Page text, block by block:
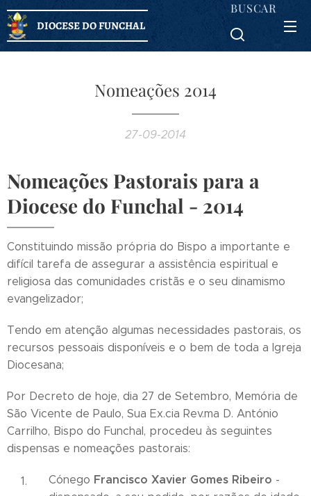
DIOCESE DO FUNCHAL
BUSCAR
Nomeações 2014
27-09-2014
Nomeações Pastorais para a
Diocese do Funchal - 2014
Constituindo missão própria do Bispo a importante e
difícil tarefa de assegurar a assistência espiritual e
religiosa das comunidades cristãs e o seu dinamismo
evangelizador;
Tendo em atenção algumas necessidades pastorais, os
recursos pessoais disponíveis e o bem de toda a Igreja
Diocesana;
Por Decreto de hoje, dia 27 de Setembro, Memória de
São Vicente de Paulo, Sua Ex.cia Rev.ma D. António
Carrilho, Bispo do Funchal, procedeu às seguintes
dispensas e nomeações pastorais:
Cónego Francisco Xavier Gomes Ribeiro -